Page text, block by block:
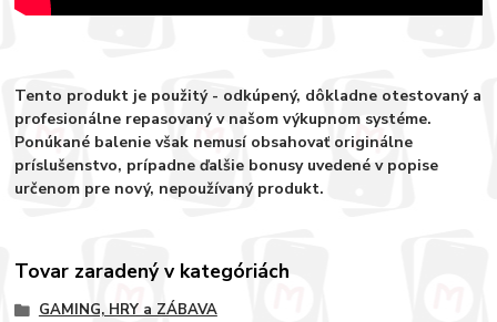
Tento produkt je použitý - odkúpený, dôkladne otestovaný a
profesionálne repasovaný v našom výkupnom systéme.
Ponúkané balenie však nemusí obsahovať originálne
príslušenstvo, prípadne ďalšie bonusy uvedené v popise
určenom pre nový, nepoužívaný produkt.
Tovar zaradený v kategóriách
GAMING, HRY a ZÁBAVA